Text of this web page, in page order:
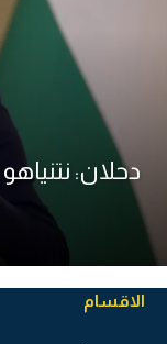
دحلان:
الاقسام